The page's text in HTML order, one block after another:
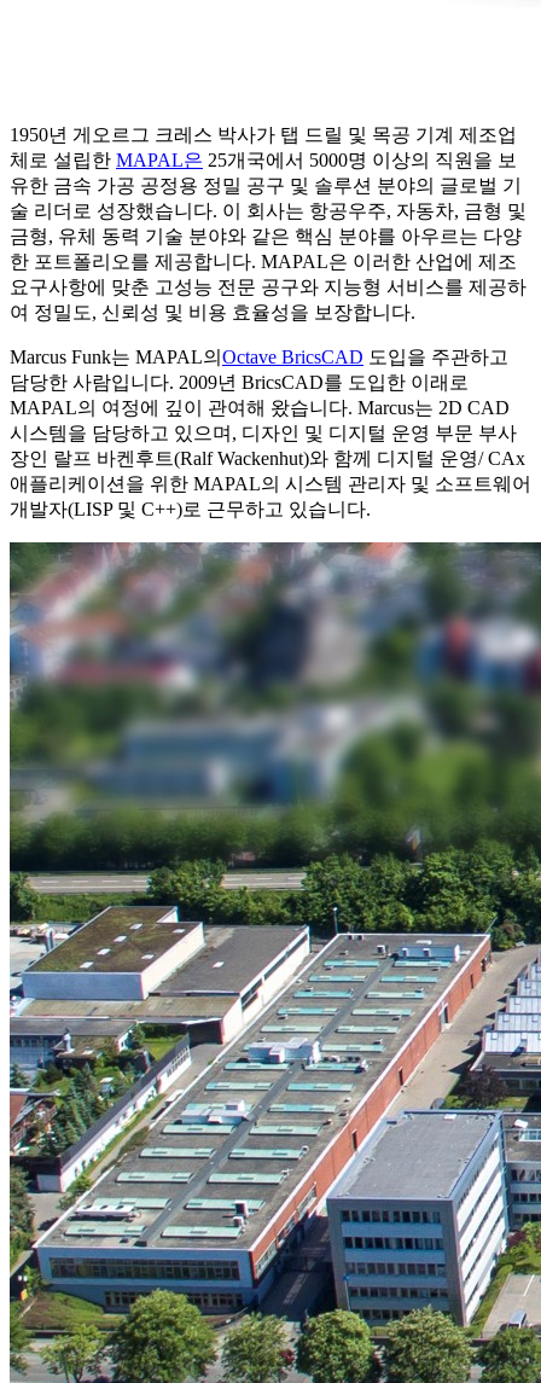
1950년 게오르그 크레스 박사가 탭 드릴 및 목공 기계 제조업
체로 설립한 MAPAL은 25개국에서 5000명 이상의 직원을 보
유한 금속 가공 공정용 정밀 공구 및 솔루션 분야의 글로벌 기
술 리더로 성장했습니다. 이 회사는 항공우주, 자동차, 금형 및
금형, 유체 동력 기술 분야와 같은 핵심 분야를 아우르는 다양
한 포트폴리오를 제공합니다. MAPAL은 이러한 산업에 제조
요구사항에 맞춘 고성능 전문 공구와 지능형 서비스를 제공하
여 정밀도, 신뢰성 및 비용 효율성을 보장합니다.
Marcus Funk는 MAPAL의 Octave BricsCAD 도입을 주관하고
담당한 사람입니다. 2009년 BricsCAD를 도입한 이래로
MAPAL의 여정에 깊이 관여해 왔습니다. Marcus는 2D CAD
시스템을 담당하고 있으며, 디자인 및 디지털 운영 부문 부사
장인 랄프 바켄후트(Ralf Wackenhut)와 함께 디지털 운영/ CAx
애플리케이션을 위한 MAPAL의 시스템 관리자 및 소프트웨어
개발자(LISP 및 C++)로 근무하고 있습니다.